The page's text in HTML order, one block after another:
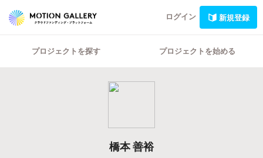
ログイン 新規登録
プロジェクトを探す プロジェクトを始める
橋本 善裕